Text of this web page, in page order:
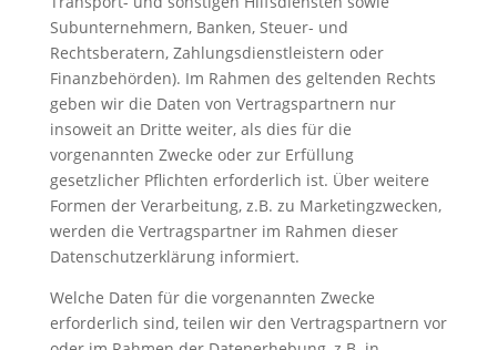
Subunternehmern, Banken, Steuer- und
Rechtsberatern, Zahlungsdienstleistern oder
Finanzbehörden). Im Rahmen des geltenden Rechts
geben wir die Daten von Vertragspartnern nur
insoweit an Dritte weiter, als dies für die
vorgenannten Zwecke oder zur Erfüllung
gesetzlicher Pflichten erforderlich ist. Über weitere
Formen der Verarbeitung, z.B. zu Marketingzwecken,
werden die Vertragspartner im Rahmen dieser
Datenschutzerklärung informiert.
Welche Daten für die vorgenannten Zwecke
erforderlich sind, teilen wir den Vertragspartnern vor